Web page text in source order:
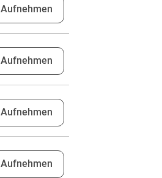
Aufnehmen
Aufnehmen
Aufnehmen
Aufnehmen